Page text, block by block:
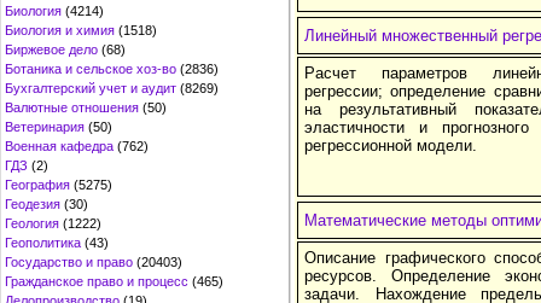
Биология (4214)
Биология и химия (1518)
Биржевое дело (68)
Ботаника и сельское хоз-во (2836)
Бухгалтерский учет и аудит (8269)
Валютные отношения (50)
Ветеринария (50)
Военная кафедра (762)
ГДЗ (2)
География (5275)
Геодезия (30)
Геология (1222)
Геополитика (43)
Государство и право (20403)
Гражданское право и процесс (465)
Линейный множественный
Расчет параметров
регрессии; определение
на результативный
эластичности и прогнозного
регрессионной модели.
Математические методы
Описание графического
ресурсов. Определение
задачи. Нахождение